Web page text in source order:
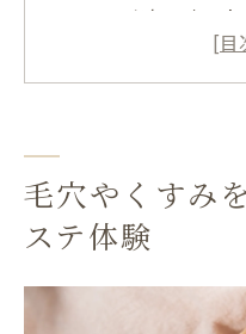
マツヤニホッ
エステ施術で
とは
くすみ解消へ導
ント
エステ選びで肌質
毛穴やくすみ
ステ体験